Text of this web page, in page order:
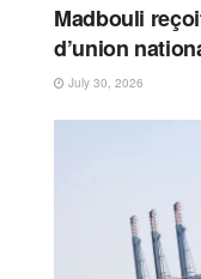
Madbouli
d’union
July 30, 2026